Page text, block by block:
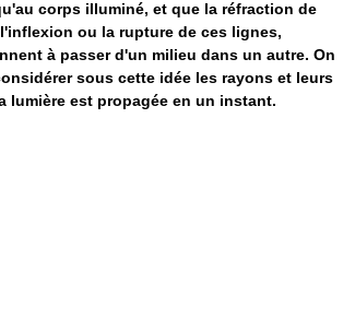
corps illuminé, et que la réfraction de
ou la rupture de ces lignes,
à passer d'un milieu dans un autre. On
sous cette idée les rayons et leurs
lumière est propagée en un instant.